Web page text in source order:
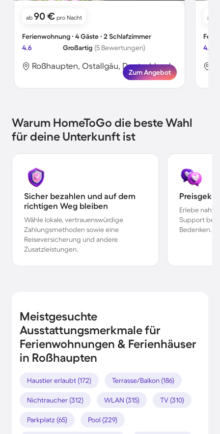
ab 90 € pro Nacht
Ferienwohnung ∙ 4 Gäste ∙ 2 Schlafzimmer
4.6
Großartig (5 Bewertungen)
Roßhaupten, Ostallgäu, Deutschland
Zum Angebot
ab
4.7
Warum HomeToGo die beste Wahl
für deine Unterkunft ist
Sicher bezahlen und auf dem
richtigen Weg bleiben
Wähle lokale, vertrauenswürdige
Zahlungsmethoden sowie eine
Reiseversicherung und andere
Zusatzleistungen.
Erlebe
Support bei
Bedenken.
Meistgesuchte
Ausstattungsmerkmale für
Ferienwohnungen & Ferienhäuser
in Roßhaupten
Haustier erlaubt (172) Terrasse/Balkon (186)
Nichtraucher (312) WLAN (315) TV (310)
Parkplatz (65) Pool (229)